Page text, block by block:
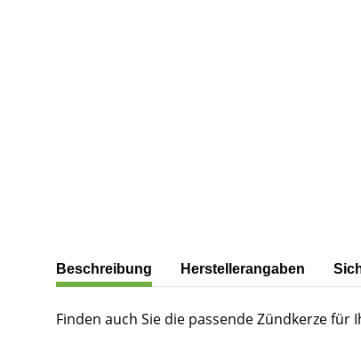
weitere Registerkarten anzeigen
Beschreibung Herstellerangaben
Finden auch Sie die passende Zündkerze für